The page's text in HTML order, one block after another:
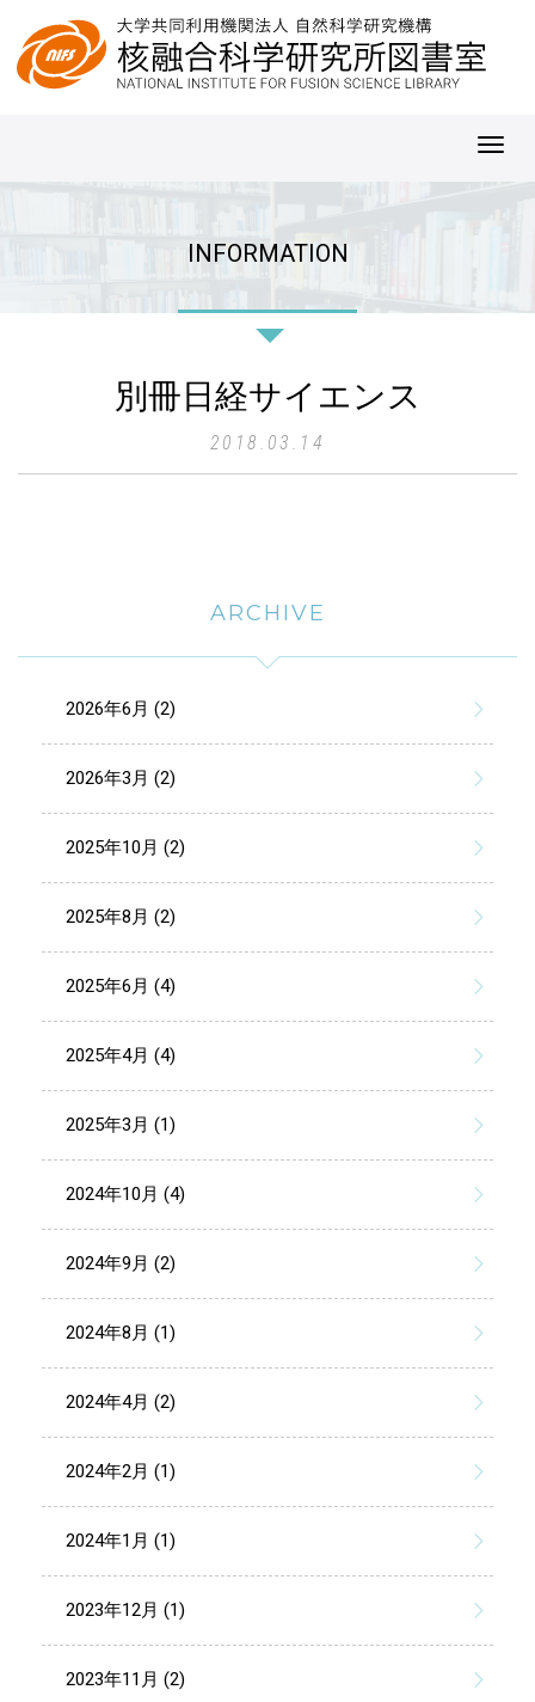
INFORMATION
別冊日経サイエンス
2018.03.14
ARCHIVE
2026年6月 (2)
2026年3月 (2)
2025年10月 (2)
2025年8月 (2)
2025年6月 (4)
2025年4月 (4)
2025年3月 (1)
2024年10月 (4)
2024年9月 (2)
2024年8月 (1)
2024年4月 (2)
2024年2月 (1)
2024年1月 (1)
2023年12月 (1)
2023年11月 (2)